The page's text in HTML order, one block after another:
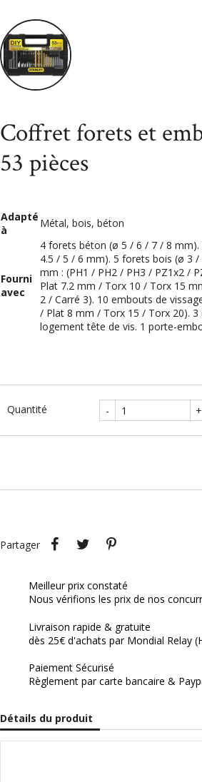
Accueil Bricolage
Coffret forets et
53 pièces
Adapté
à
Métal, bois, béton
Fourni
avec
4 forets béton (ø 5 / 6 / 7 / 8
4.5 / 5 / 6 mm). 5 forets bois (ø 3
mm : (PH1 / PH2 / PH3 / PZ1x2 /
Plat 7.2 mm / Torx 10 / Torx 15
2 / Carré 3). 10 embouts de
/ Plat 8 mm / Torx 15 / Torx 20).
logement tête de vis. 1 porte-
Quantité - +
Partager
PartagerTweet
Meilleur prix constaté
Nous vérifions les prix de nos
Livraison rapide & gratuite
dès 25€ d'achats par Mondial Relay
Paiement Sécurisé
Règlement par carte bancaire &
Détails du produit